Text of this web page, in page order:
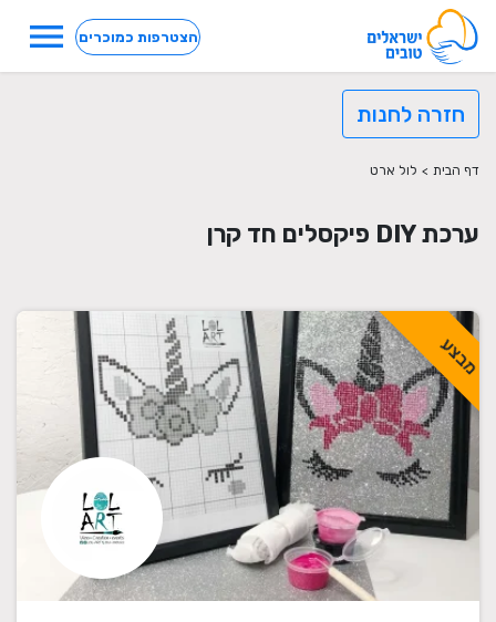
הצטרפות כמוכרים menu
חזרה לחנות
דף הבית > לול ארט
ערכת DIY פיקסלים חד קרן
מבצע